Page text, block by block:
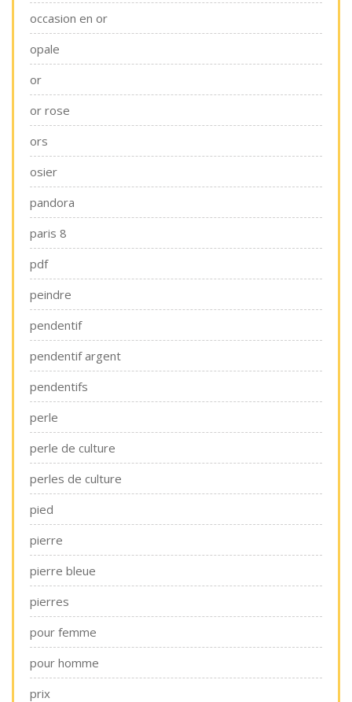
occasion en or
opale
or
or rose
ors
osier
pandora
paris 8
pdf
peindre
pendentif
pendentif argent
pendentifs
perle
perle de culture
perles de culture
pied
pierre
pierre bleue
pierres
pour femme
pour homme
prix